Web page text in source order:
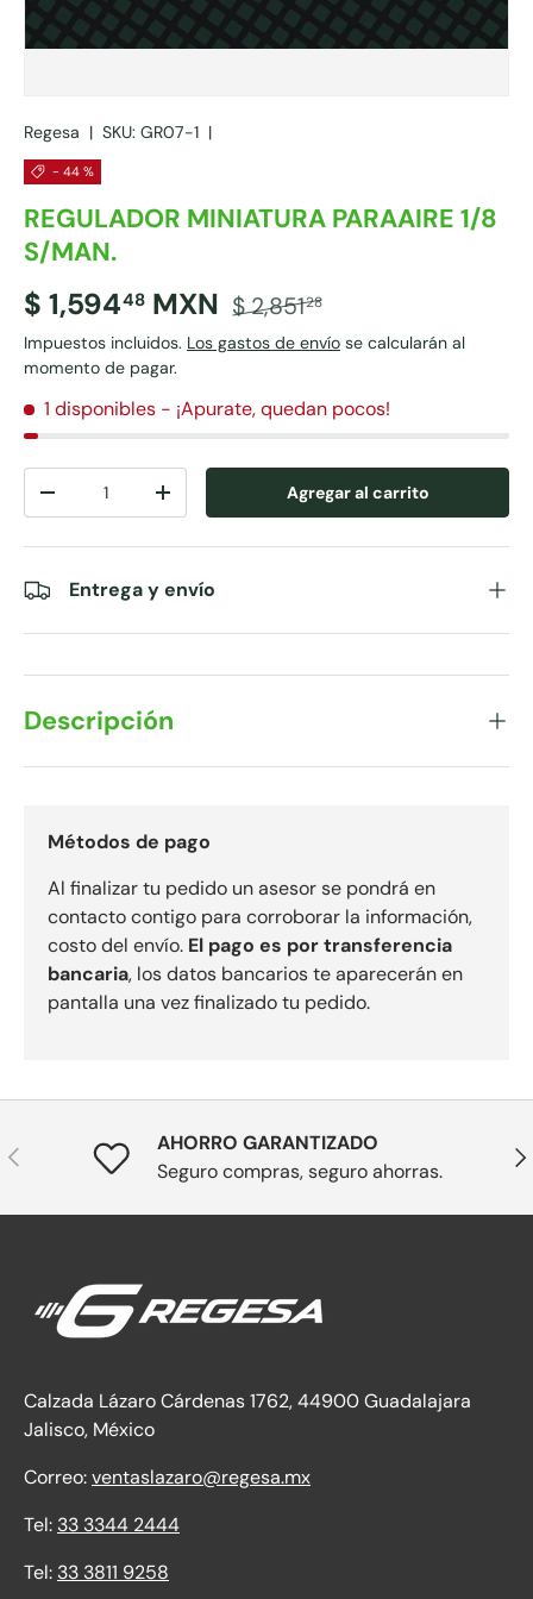
Regesa | SKU: GR07-1 |
- 44 %
REGULADOR MINIATURA PARAAIRE 1/8
S/MAN.
$ 1,59448 MXN $ 2,85128
Impuestos incluidos. Los gastos de envío se calcularán al
momento de pagar.
1 disponibles - ¡Apurate, quedan pocos!
-
+ Agregar al carrito
Entrega y envío
Descripción
Métodos de pago
Al finalizar tu pedido un asesor se pondrá en
contacto contigo para corroborar la información,
costo del envío. El pago es por transferencia
bancaria, los datos bancarios te aparecerán en
pantalla una vez finalizado tu pedido.
Anterior
AHORRO GARANTIZADO
Seguro compras, seguro ahorras.
Calzada Lázaro Cárdenas 1762, 44900 Guadalajara
Jalisco, México
Correo:ventaslazaro@regesa.mx
Tel: 33 3344 2444
Tel: 33 3811 9258